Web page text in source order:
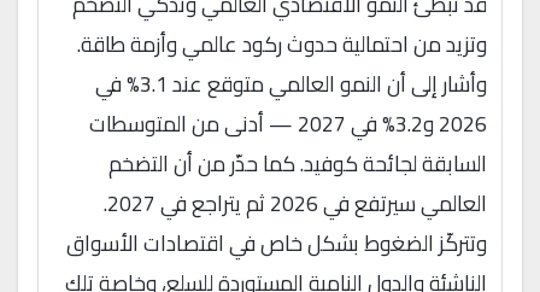
وتزيد من احتمالية حدوث ركود عالمي وأزمة طاقة.
وأشار إلى أن النمو العالمي متوقع عند 3.1% في
2026 و3.2% في 2027 — أدنى من المتوسطات
السابقة لجائحة كوفيد. كما حذّر من أن التضخم
العالمي سيرتفع في 2026 ثم يتراجع في 2027.
وتتركّز الضغوط بشكل خاص في اقتصادات الأسواق
الناشئة والدول النامية المستوردة للسلع، وخاصة تلك